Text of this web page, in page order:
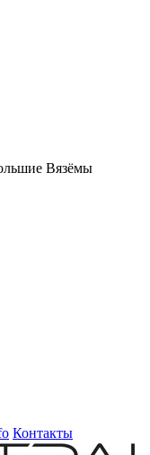
Вязёмы
Контакты